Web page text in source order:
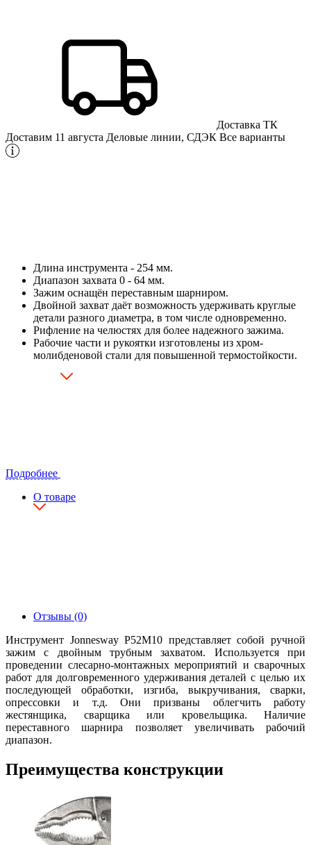
Доставка ТК
Доставим 11 августа Деловые линии, СДЭК Все варианты
Длина инструмента - 254 мм.
Диапазон захвата 0 - 64 мм.
Зажим оснащён переставным шарниром.
Двойной захват даёт возможность удерживать круглые
детали разного диаметра, в том числе одновременно.
Рифление на челюстях для более надежного зажима.
Рабочие части и рукоятки изготовлены из хром-
молибденовой стали для повышенной термостойкости.
Подробнее
О товаре
Отзывы (0)
Инструмент Jonnesway P52M10 представляет собой ручной
зажим с двойным трубным захватом. Используется при
проведении слесарно-монтажных мероприятий и сварочных
работ для долговременного удерживания деталей с целью их
последующей обработки, изгиба, выкручивания, сварки,
опрессовки и т.д. Они призваны облегчить работу
жестянщика, сварщика или кровельщика. Наличие
переставного шарнира позволяет увеличивать рабочий
диапазон.
Преимущества конструкции